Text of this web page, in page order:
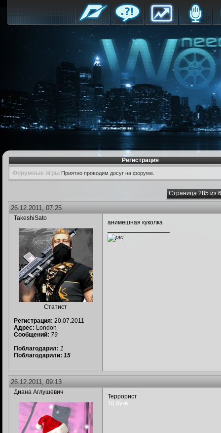
Регистрация
Форумные игры Приятно проводим досуг на форуме.
Страница 285 из
26.12.2011, 07:25
TakeshiSato
Статист
Регистрация: 20.07.2011
Адрес: London
Сообщений: 79
Поблагодарил: 1
Поблагодарили: 15
анимешная куколка
26.12.2011, 09:13
Диана Аглушевич
Террорист
10 букв